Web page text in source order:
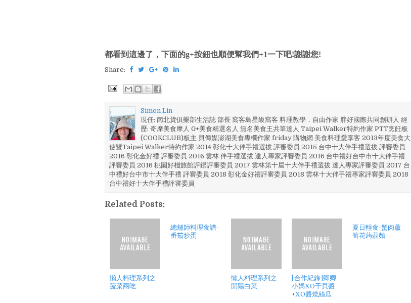
都看到這邊了，下面的g+按鈕也順便幫我們+1一下吧!謝謝您!
Share:
Simon Lin
現任: 南北貨俱樂部生活誌 部長 窩客島星級窩客 料理教學．自由作家 胖好國際共同創辦人 經
歷: 奇摩美食摩人 G+美食精選名人 無名美食王共筆達人 Taipei Walker特約作家 PTT烹飪板
(COOKCLUB)板主 貝傳媒澎湖美食專欄作家 friday 購物網 美食料理愛享客 2013年度美食大
使暨Taipei Walker特約作家 2014 彰化十大伴手禮選拔 評審委員 2015 台中十大伴手禮選拔 評審委員
2016 彰化金好禮 評審委員 2016 雲林 伴手禮選拔 達人專家評審委員 2016 台中禮好台中市十大伴手禮
評審委員 2016 桃園好棧旅館評鑑評審委員 2017 雲林第十屆十大伴手禮選拔 達人專家評審委員 2017 台
中禮好台中市十大伴手禮 評審委員 2018 彰化金好禮評審委員 2018 雲林十大伴手禮專家評審委員 2018
台中禮好十大伴手禮評審委員
Related Posts:
懶人料理系列之
菠菜兩吃
總舖師料理食譜-
番茄炒蛋
懶人料理系列之
開陽白菜
[合作紀錄]卿卿
小媽XO干貝醬
+XO醬燒絲瓜
夏日輕食-蟹肉蘆
筍花蒟蒻麵